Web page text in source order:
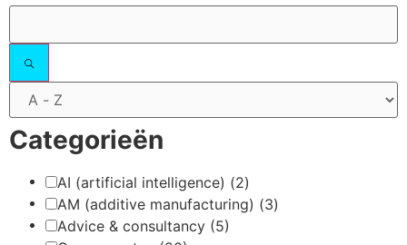
Categorieën
AI (artificial intelligence) (2)
AM (additive manufacturing) (3)
Advice & consultancy (5)